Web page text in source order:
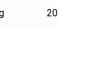
2022-2023